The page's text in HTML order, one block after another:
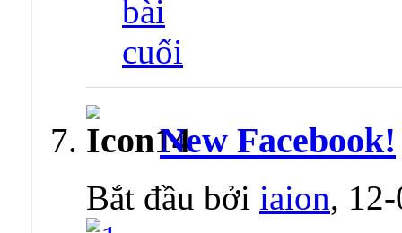
New Facebook!
Bắt đầu bởi iaion,